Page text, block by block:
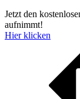
Jetzt den
aufnimmt!
Hier klicken